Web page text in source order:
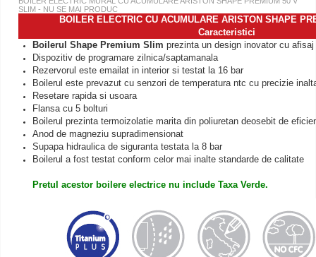
SLIM - NU SE MAI PRODUC
BOILER ELECTRIC CU ACUMULARE ARISTON SHAPE
Caracteristici
Boilerul Shape Premium Slim prezinta un design inovator cu afisaj
Dispozitiv de programare zilnica/saptamanala
Rezervorul este emailat in interior si testat la 16 bar
Boilerul este prevazut cu senzori de temperatura ntc cu precizie
Resetare rapida si usoara
Flansa cu 5 bolturi
Boilerul prezinta termoizolatie marita din poliuretan deosebit de
Anod de magneziu supradimensionat
Supapa hidraulica de siguranta testata la 8 bar
Boilerul a fost testat conform celor mai inalte standarde de calitate
Pretul acestor boilere electrice nu include Taxa Verde.